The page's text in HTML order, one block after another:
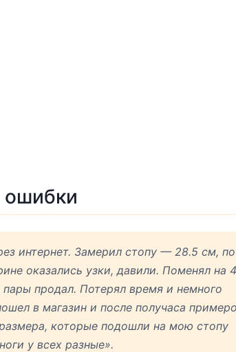
ошибки
интернет. Замерил стопу — 28.5 см, по
оказались узки, давили. Поменял на
продал. Потерял время и немного
в магазин и после получаса
которые подошли на мою стопу
у всех разные».